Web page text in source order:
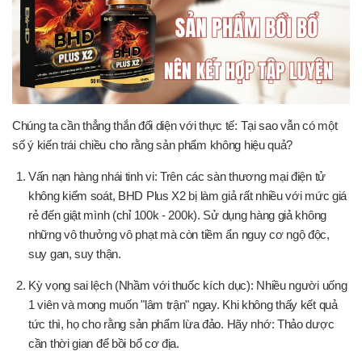
Chúng ta cần thẳng thắn đối diện với thực tế: Tại sao vẫn có một
số ý kiến trái chiều cho rằng sản phẩm không hiệu quả?
Vấn nạn hàng nhái tinh vi: Trên các sàn thương mại điện tử
không kiểm soát, BHD Plus X2 bị làm giả rất nhiều với mức giá
rẻ đến giật mình (chỉ 100k - 200k). Sử dụng hàng giả không
những vô thưởng vô phạt mà còn tiềm ẩn nguy cơ ngộ độc,
suy gan, suy thận.
Kỳ vọng sai lệch (Nhầm với thuốc kích dục): Nhiều người uống
1 viên và mong muốn "lâm trận" ngay. Khi không thấy kết quả
tức thì, họ cho rằng sản phẩm lừa đảo. Hãy nhớ: Thảo dược
cần thời gian để bồi bổ cơ địa.